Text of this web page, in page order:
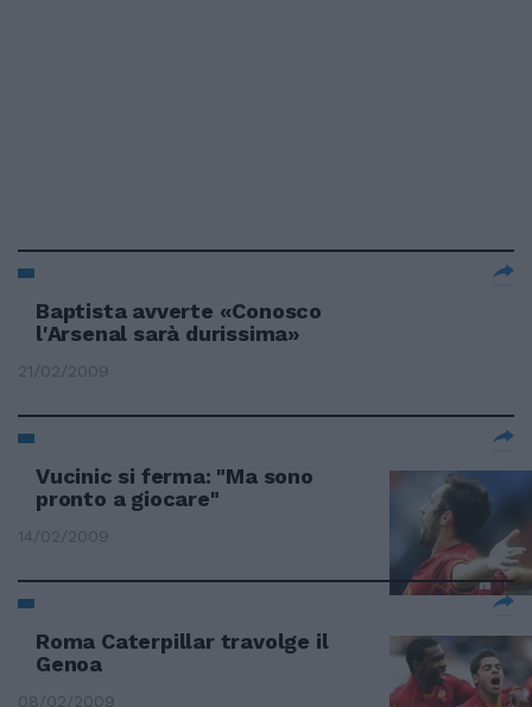
Baptista avverte «Conosco
l'Arsenal sarà durissima»
21/02/2009
Vucinic si ferma: "Ma sono
pronto a giocare"
14/02/2009
Roma Caterpillar travolge il
Genoa
08/02/2009